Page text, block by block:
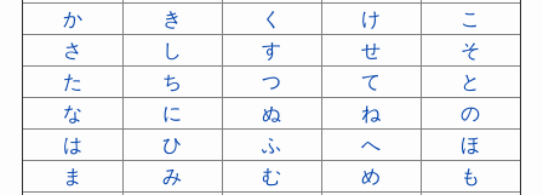
か
き く け
こ
さ
し す せ
そ
た
ち つ て
と
な
に ぬ ね
の
は
ひ ふ へ
ほ
ま
み む め
も